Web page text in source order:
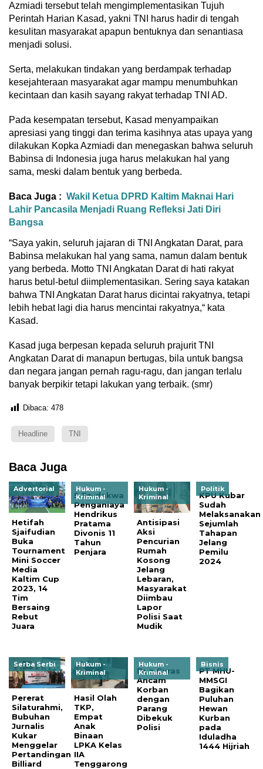
Azmiadi tersebut telah mengimplementasikan Tujuh
Perintah Harian Kasad, yakni TNI harus hadir di tengah
kesulitan masyarakat apapun bentuknya dan senantiasa
menjadi solusi.
Serta, melakukan tindakan yang berdampak terhadap
kesejahteraan masyarakat agar mampu menumbuhkan
kecintaan dan kasih sayang rakyat terhadap TNI AD.
Pada kesempatan tersebut, Kasad menyampaikan
apresiasi yang tinggi dan terima kasihnya atas upaya yang
dilakukan Kopka Azmiadi dan menegaskan bahwa seluruh
Babinsa di Indonesia juga harus melakukan hal yang
sama, meski dalam bentuk yang berbeda.
Baca Juga : Wakil Ketua DPRD Kaltim Maknai Hari
Lahir Pancasila Menjadi Ruang Refleksi Jati Diri
Bangsa
“Saya yakin, seluruh jajaran di TNI Angkatan Darat, para
Babinsa melakukan hal yang sama, namun dalam bentuk
yang berbeda. Motto TNI Angkatan Darat di hati rakyat
harus betul-betul diimplementasikan. Sering saya katakan
bahwa TNI Angkatan Darat harus dicintai rakyatnya, tetapi
lebih hebat lagi dia harus mencintai rakyatnya,“ kata
Kasad.
Kasad juga berpesan kepada seluruh prajurit TNI
Angkatan Darat di manapun bertugas, bila untuk bangsa
dan negara jangan pernah ragu-ragu, dan jangan terlalu
banyak berpikir tetapi lakukan yang terbaik. (smr)
Dibaca: 478
Headline TNI
Baca Juga
Advertorial
Hetifah
Sjaifudian
Buka
Tournament
Mini Soccer
Media
Kaltim Cup
2023, 14
Tim
Bersaing
Rebut
Juara
Hukum -
Kriminal
5 Terdakwa
Penganiaya
Hendrikus
Pratama
Divonis 11
Tahun
Penjara
Hukum -
Kriminal
Antisipasi
Aksi
Pencurian
Rumah
Kosong
Jelang
Lebaran,
Masyarakat
Diimbau
Lapor
Polisi Saat
Mudik
Politik
KPU Kubar
Sudah
Melaksanakan
Sejumlah
Tahapan
Jelang
Pemilu
2024
Serba Serbi
Pererat
Silaturahmi,
Bubuhan
Jurnalis
Kukar
Menggelar
Pertandingan
Billiard
Hukum -
Kriminal
Hasil Olah
TKP,
Empat
Anak
Binaan
LPKA Kelas
IIA
Tenggarong
Hukum -
Kriminal
Dua Curas
Ancam
Korban
dengan
Parang
Dibekuk
Polisi
Bisnis
PT MHU-
MMSGI
Bagikan
Puluhan
Hewan
Kurban
pada
Iduladha
1444 Hijriah